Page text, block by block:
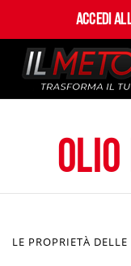
Accedi
olio
LE PROPRIETÀ